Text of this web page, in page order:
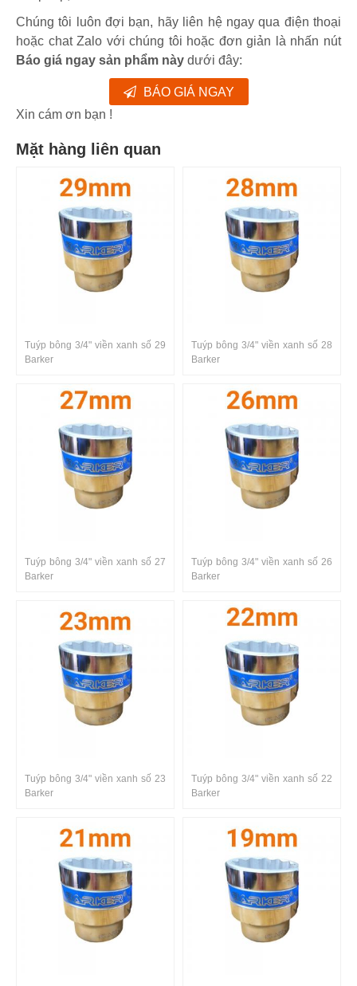
Chúng tôi luôn đợi bạn, hãy liên hệ ngay qua điện thoại
hoặc chat Zalo với chúng tôi hoặc đơn giản là nhấn nút
Báo giá ngay sản phẩm này dưới đây:
BÁO GIÁ NGAY
Xin cám ơn bạn !
Mặt hàng liên quan
Tuýp bông 3/4" viền xanh số 29
Barker
Tuýp bông 3/4" viền xanh số 28
Barker
Tuýp bông 3/4" viền xanh số 27
Barker
Tuýp bông 3/4" viền xanh số 26
Barker
Tuýp bông 3/4" viền xanh số 23
Barker
Tuýp bông 3/4" viền xanh số 22
Barker